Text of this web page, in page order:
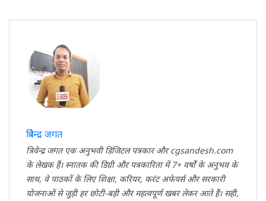
त्रिवेन्द्र जगत
त्रिवेन्द्र जगत एक अनुभवी डिजिटल पत्रकार और cgsandesh.com
के लेखक हैं। स्नातक की डिग्री और पत्रकारिता में 7+ वर्षों के अनुभव के
साथ, वे पाठकों के लिए शिक्षा, करियर, करंट अफेयर्स और सरकारी
योजनाओं से जुड़ी हर छोटी-बड़ी और महत्वपूर्ण खबर लेकर आते हैं। सही,